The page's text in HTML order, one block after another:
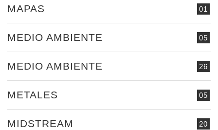
01
MAPAS
05
MEDIO AMBIENTE
26
MEDIO AMBIENTE
05
METALES
20
MIDSTREAM